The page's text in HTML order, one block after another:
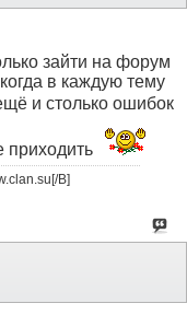
зайти на форум
в каждую тему
и столько ошибок
приходить
B]